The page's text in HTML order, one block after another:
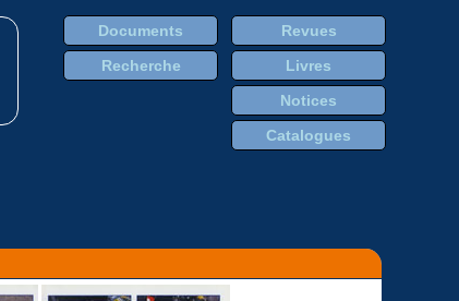
Documents
Recherche
Revues
Livres
Notices
Catalogues